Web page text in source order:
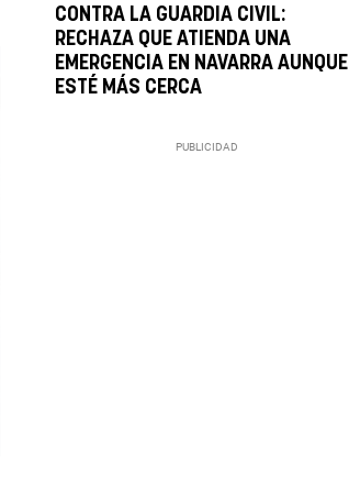
CONTRA LA GUARDIA CIVIL:
RECHAZA QUE ATIENDA UNA
EMERGENCIA EN NAVARRA AUNQUE
ESTÉ MÁS CERCA